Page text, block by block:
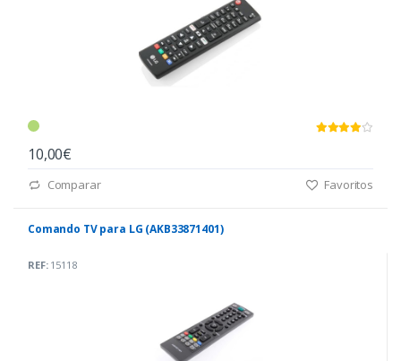
10,00€
Comparar Favoritos
Comando TV para LG (AKB33871401)
REF:15118